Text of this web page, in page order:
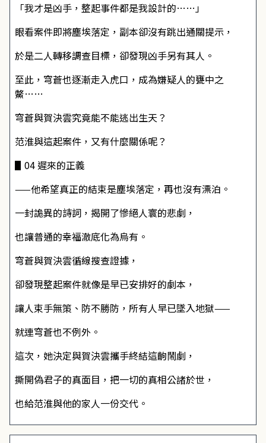
「我才是凶手，整起事件都是我設計的……」
眼看案件即將塵埃落定，副本卻沒有跳出通關提示，
於是二人轉移調查目標，卻發現凶手另有其人。
至此，穹蒼也逐漸走入虎口，成為嫌疑人的甕中之
鱉……
穹蒼與賀決雲究竟能不能逃出生天？
范淮與這起案件，又有什麼關係呢？
▋04 遲來的正義
——他希望真正的結束是塵埃落定，再也沒有漂泊。
一封詭異的詩詞，揭開了慘絕人寰的悲劇，
也讓普通的幸福澈底化為烏有。
穹蒼與賀決雲循線搜查證據，
卻發現整起案件就像是早已安排好的劇本，
讓人束手無策、防不勝防，所有人早已墜入地獄——
就連穹蒼也不例外。
這次，她決定與賀決雲攜手終結這齣鬧劇，
撕開偽君子的真面目，把一切的真相公諸於世，
也給范淮與他的家人一份交代。